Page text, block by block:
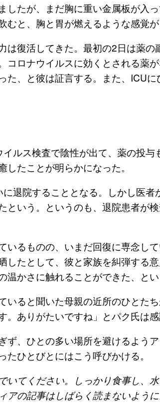
したが、まだ胸に重い金属板が入
むと、胸と胃が燃えるような感覚が
は復活してきた。最初の2日は薬の
コロナウイルスに効くとされる薬
た、と彼は証言する。また、ICU
ルス検査で陰性が出て、薬の投与
たことが明らかになった。
退院することとなる。しかし医
という。というのも、退院患者が
いるものの、いまだ回復に専念し
したとして、彼と家族を糾弾する
かさに触れることができた、とい
いると聞いた母親の近所のひとた
。ありがたいですね」とパク氏は感
ず、ひとの多い場所を避けるよう
ひとびとにはこう呼びかける。
いてください。しっかり食事し、
アの記事はしばらく読まないよう